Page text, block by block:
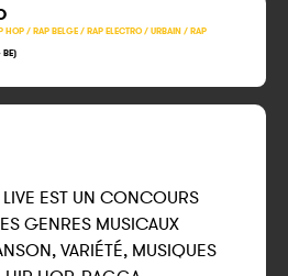
HOP / RAP BELGE / RAP ELECTRO / URBAIN / RAP
BE)
EST UN CONCOURS
GENRES MUSICAUX
VARIÉTÉ, MUSIQUES